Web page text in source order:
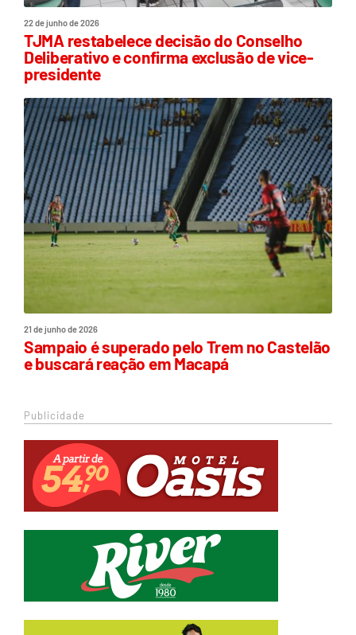
22 de junho de 2026
TJMA restabelece decisão do Conselho
Deliberativo e confirma exclusão de vice-
presidente
21 de junho de 2026
Sampaio é superado pelo Trem no Castelão
e buscará reação em Macapá
Publicidade